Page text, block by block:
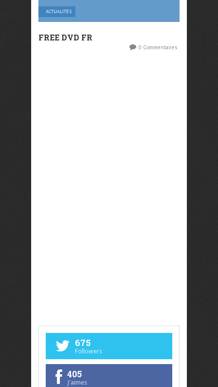
ACTUALITÉS
FREE DVD FR
0 Commentaires
675
Followers
405
J'aimes